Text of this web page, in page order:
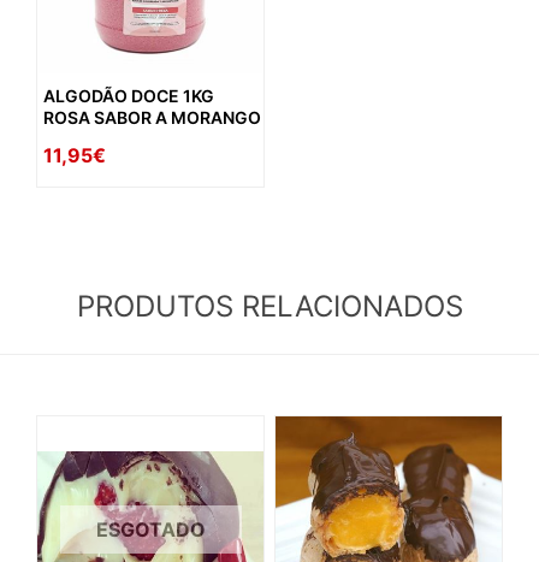
ALGODÃO DOCE 1KG
ROSA SABOR A MORANGO
11,95€
PRODUTOS RELACIONADOS
ESGOTADO